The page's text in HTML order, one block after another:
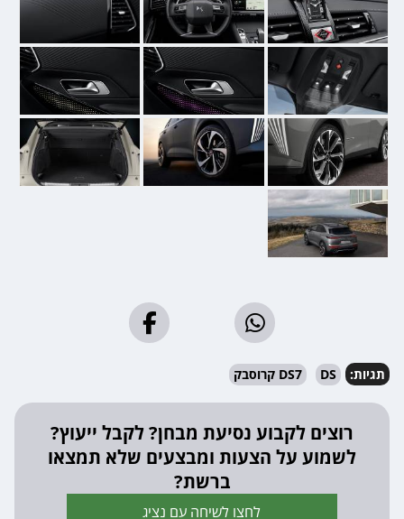
תגיות: DS DS7 קרוסבק
רוצים לקבוע נסיעת מבחן? לקבל ייעוץ?
לשמוע על הצעות ומבצעים שלא תמצאו
ברשת?
לחצו לשיחה עם נציג